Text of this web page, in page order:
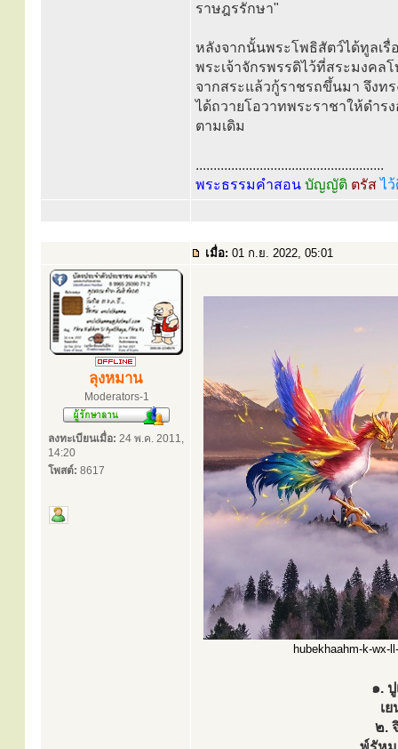
ราษฎรรักษา"
หลังจากนั้นพระโพธิสัตว์ได้ทูลเรื่
พระเจ้าจักรพรรดิไว้ที่สระมงค
จากสระแล้วกู้ราชรถขึ้นมา จึงท
ได้ถวายโอวาทพระราชาให้ดำร
ตามเดิม
.....................................................
พระธรรมคำสอน บัญญัติ ตรัสไ
เมื่อ: 01 ก.ย. 2022, 05:01
ลุงหมาน
Moderators-1
ลงทะเบียนเมื่อ: 24 พ.ค. 2011,
14:20
โพสต์: 8617
hubekhaahm-k-wx-
๑.
เ
๒.